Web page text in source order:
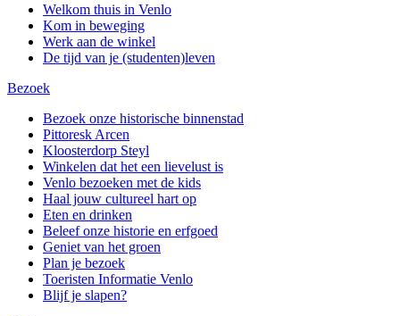
Welkom thuis in Venlo
Kom in beweging
Werk aan de winkel
De tijd van je (studenten)leven
Bezoek
Bezoek onze historische binnenstad
Pittoresk Arcen
Kloosterdorp Steyl
Winkelen dat het een lievelust is
Venlo bezoeken met de kids
Haal jouw cultureel hart op
Eten en drinken
Beleef onze historie en erfgoed
Geniet van het groen
Plan je bezoek
Toeristen Informatie Venlo
Blijf je slapen?